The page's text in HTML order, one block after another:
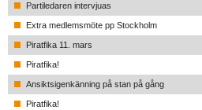
Partiledaren intervjuas
Extra medlemsmöte pp Stockholm
Piratfika 11. mars
Piratfika!
Ansiktsigenkänning på stan på gång
Piratfika!